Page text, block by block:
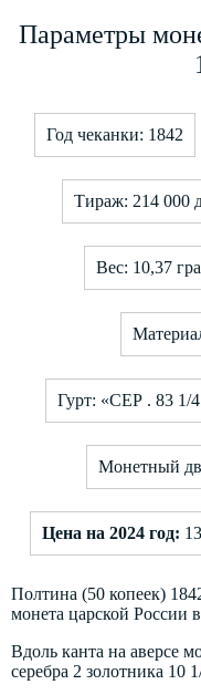
Параметры
Год чеканки: 1842
Тираж: 214 000
Вес: 10,37
Гурт: «СЕР . 83
Монетный
Цена на 2024 год:
Полтина (50 копеек)
монета царской России
Вдоль канта на аверсе
серебра 2 золотника 10